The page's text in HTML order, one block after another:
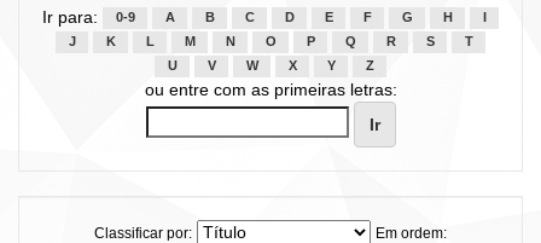
Ir para: 0-9 A B C D E F G H
J
K L M N O P Q R S
T
U
V W X Y Z
ou entre com as primeiras letras:
Classificar por:
Em ordem: